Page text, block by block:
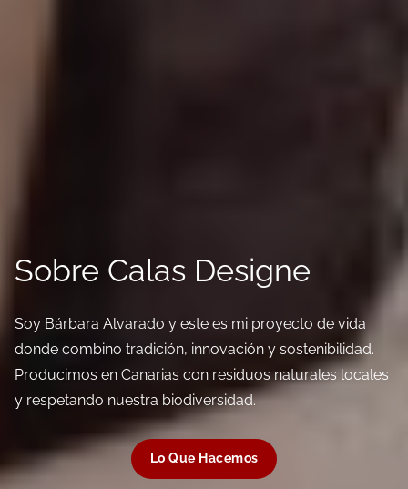
Sobre Calas Designe
Soy Bárbara Alvarado y este es mi proyecto de vida
donde combino tradición, innovación y sostenibilidad.
Producimos en Canarias con residuos naturales locales
y respetando nuestra biodiversidad.
Lo Que Hacemos